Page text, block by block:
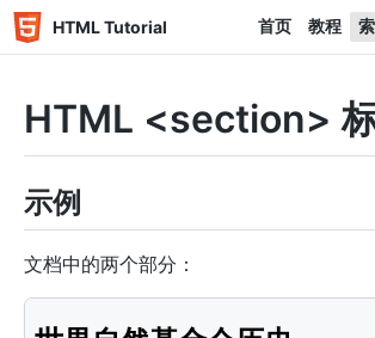
HTML Tutorial 首页 教程
HTML <section>
示例
文档中的两个部分：
<section >